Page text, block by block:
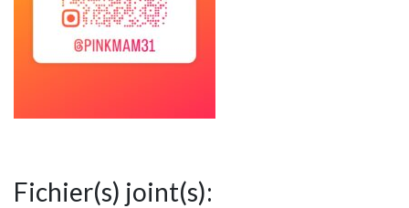
Fichier(s) joint(s):